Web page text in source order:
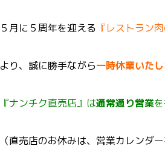
５月に５周年を迎える 『レストラン肉
より、誠に勝手ながら一時休業いた
『ナンチク直売店』は通常通り営業
（直売店のお休みは、営業カレンダ